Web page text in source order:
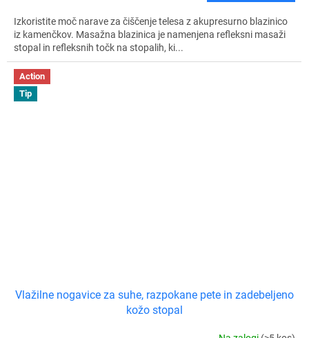
Izkoristite moč narave za čiščenje telesa z akupresurno blazinico
iz kamenčkov. Masažna blazinica je namenjena refleksni masaži
stopal in refleksnih točk na stopalih, ki...
Action
Tip
Vlažilne nogavice za suhe, razpokane pete in zadebeljeno
kožo stopal